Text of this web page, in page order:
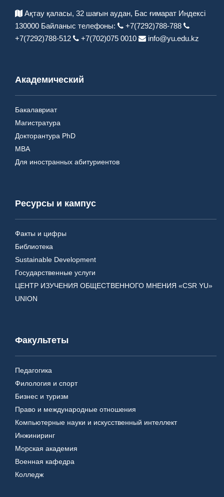
Ақтау қаласы, 32 шағын аудан, Бас ғимарат Индексі
130000 Байланыс телефоны:
+7(7292)788-788
+7(7292)788-512
+7(702)075 0010 info@yu.edu.kz
Академический
Бакалавриат
Магистратура
Докторантура PhD
MBA
Для иностранных абитуриентов
Ресурсы и кампус
Факты и цифры
Библиотека
Sustainable Development
Государственные услуги
ЦЕНТР ИЗУЧЕНИЯ ОБЩЕСТВЕННОГО МНЕНИЯ «CSR YU»
UNION
Факультеты
Педагогика
Филология и спорт
Бизнес и туризм
Право и международные отношения
Компьютерные науки и искусственный интеллект
Инжиниринг
Морская академия
Военная кафедра
Колледж